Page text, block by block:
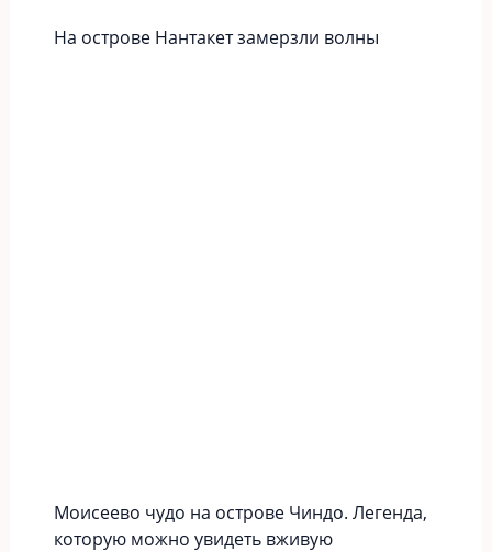
На острове Нантакет замерзли волны
Моисеево чудо на острове Чиндо. Легенда,
которую можно увидеть вживую